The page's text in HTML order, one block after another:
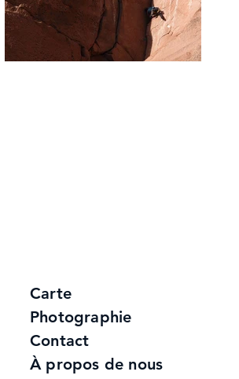
Carte
Photographie
Contact
À propos de nous